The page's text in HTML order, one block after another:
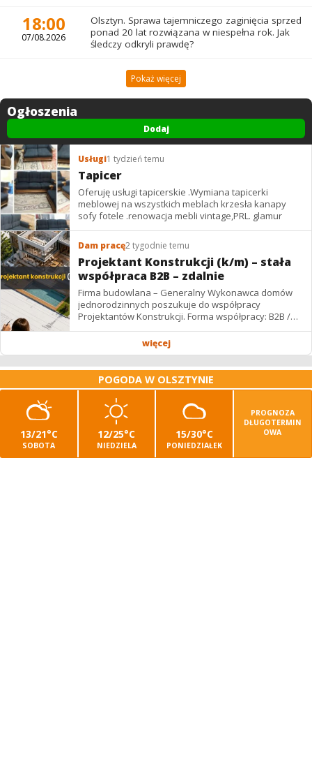
18:00
07/08.2026
Olsztyn. Sprawa tajemniczego zaginięcia sprzed
ponad 20 lat rozwiązana w niespełna rok. Jak
śledczy odkryli prawdę?
Pokaż więcej
Ogłoszenia
Dodaj
Usługi1 tydzień temu
Tapicer
Oferuję usługi tapicerskie .Wymiana tapicerki
meblowej na wszystkich meblach krzesła kanapy
sofy fotele .renowacja mebli vintage,PRL. glamur
Dam pracę2 tygodnie temu
Projektant Konstrukcji (k/m) – stała
współpraca B2B – zdalnie
Firma budowlana – Generalny Wykonawca domów
jednorodzinnych poszukuje do współpracy
Projektantów Konstrukcji. Forma współpracy: B2B /
podwykonawstwo – zdalnie. Wynagrodzenie: ✔
więcej
POGODA W OLSZTYNIE
13/21°C
SOBOTA
12/25°C
NIEDZIELA
15/30°C
PONIEDZIAŁEK
PROGNOZA
DŁUGOTERMIN
OWA